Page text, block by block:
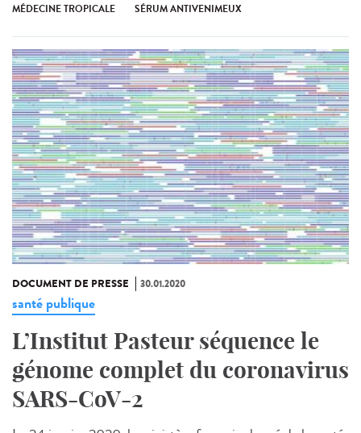
MÉDECINE TROPICALE SÉRUM ANTIVENIMEUX
DOCUMENT DE PRESSE 30.01.2020
santé publique
L’Institut Pasteur séquence le
génome complet du coronavirus
SARS-CoV-2